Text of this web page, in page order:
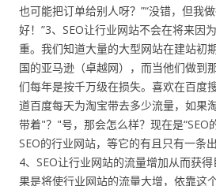
也可能把订单给别人呀？”“没错，但我
好！”3、SEO让行业网站不会在将来因
重。我们知道大量的大型网站在建站初
国的亚马逊（卓越网），而当他们做到
们每年是按千万级在损失。喜欢在百度
道百度每天为淘宝带去多少流量，如果
带着"？"号，那会怎么样？现在是“SEO
SEO的行业网站，等它的有且只有一条
4、SEO让行业网站的流量增加从而获
果是将使行业网站的流量大增，依靠这